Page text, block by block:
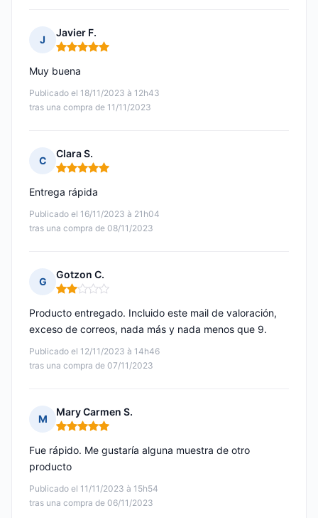
J
Javier F.
Nota: 5 de 5
Publicado el 18/11/2023 à 12h43
tras una compra de 11/11/2023
Muy buena
C
Clara S.
Nota: 5 de 5
Publicado el 16/11/2023 à 21h04
tras una compra de 08/11/2023
Entrega rápida
G
Gotzon C.
Nota: 2 de 5
Publicado el 12/11/2023 à 14h46
tras una compra de 07/11/2023
Producto entregado. Incluido este mail de valoración,
exceso de correos, nada más y nada menos que 9.
M
Mary Carmen S.
Nota: 5 de 5
Publicado el 11/11/2023 à 15h54
tras una compra de 06/11/2023
Fue rápido. Me gustaría alguna muestra de otro
producto